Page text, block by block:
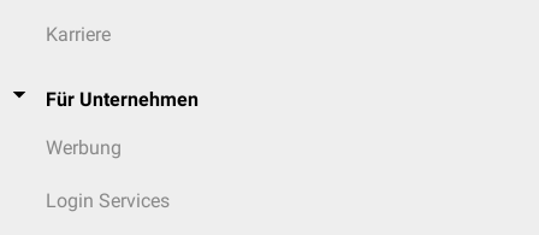
Karriere
Für Unternehmen
Werbung
Login Services